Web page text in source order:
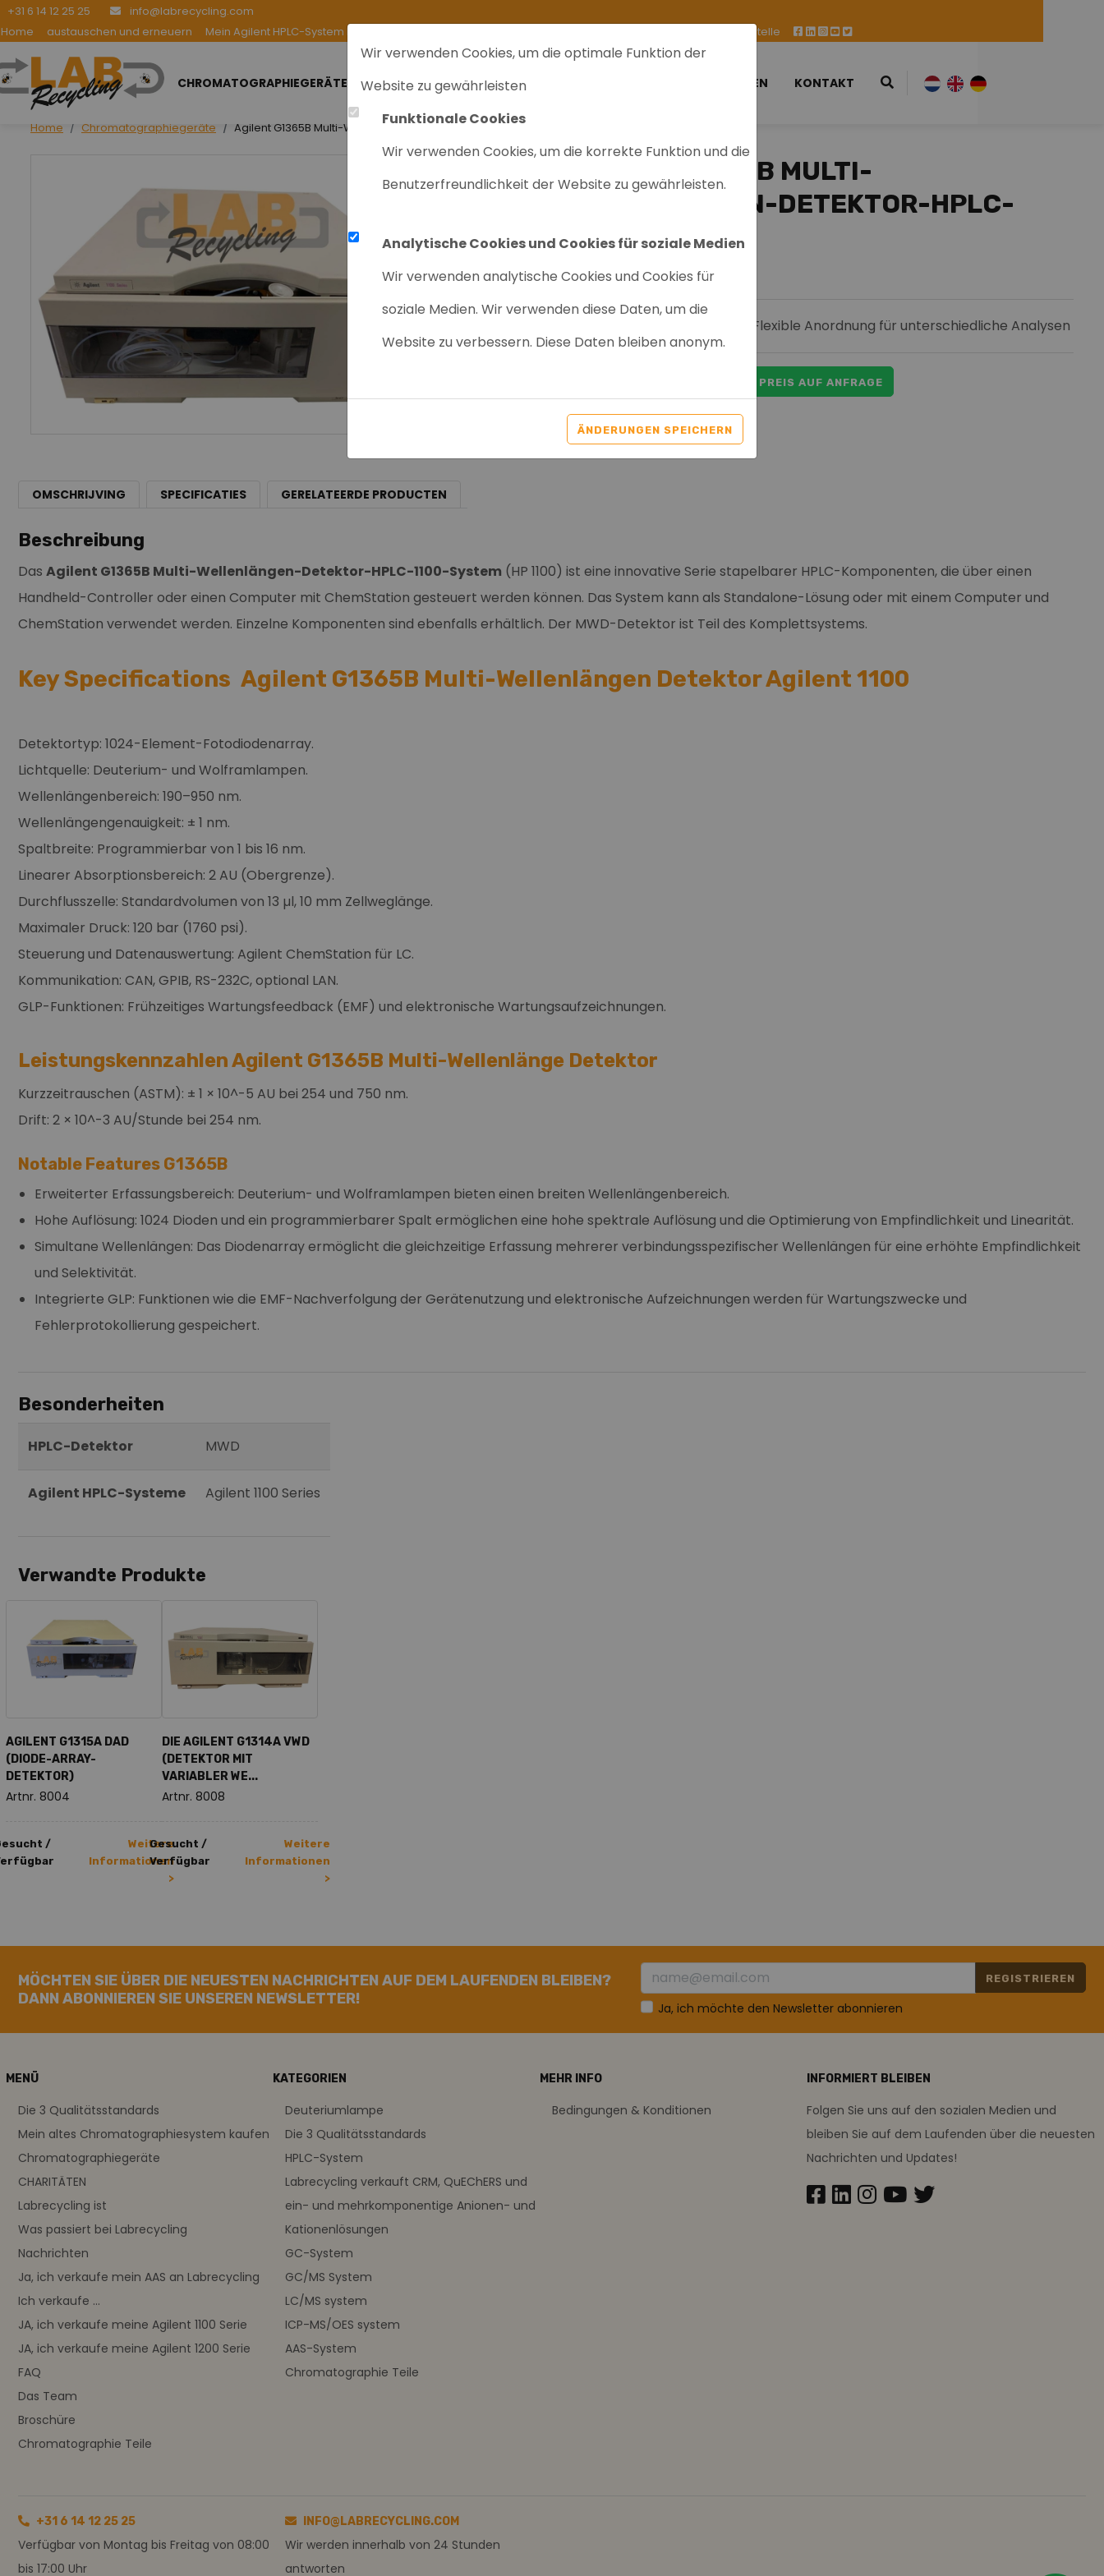
Wir verwenden Cookies, um die optimale Funktion der
Website zu gewährleisten
Funktionale Cookies
Wir verwenden Cookies, um die korrekte Funktion und die
Benutzerfreundlichkeit der Website zu gewährleisten.
Analytische Cookies und Cookies für soziale Medien
Wir verwenden analytische Cookies und Cookies für
soziale Medien. Wir verwenden diese Daten, um die
Website zu verbessern. Diese Daten bleiben anonym.
ÄNDERUNGEN SPEICHERN
+31 6 14 12 25 25
info@labrecycling.com
Home
austauschen und erneuern Mein Agilent HPLC-System bekommt ein zweites Leben Labrecycling Verkaufsstelle
CHROMATOGRAPHIEGERÄTE EINKAUF CHARITÄTEN MESSEN KONTAKT
Home Chromatographiegeräte Agilent G1365B Multi-Wellenlängen-Detektor-HPLC-1100-System
AGILENT G1365B MULTI-
WELLENLÄNGEN-DETEKTOR-HPLC-
1100-SYSTEM
Artikelnr: 8017
PREIS AUF ANFRAGE
Flexible Anordnung für unterschiedliche Analysen
OMSCHRIJVING SPECIFICATIES GERELATEERDE PRODUCTEN
Beschreibung
Das Agilent G1365B Multi-Wellenlängen-Detektor-HPLC-1100-System (HP 1100) ist eine innovative Serie stapelbarer HPLC-Komponenten, die über einen
Handheld-Controller oder einen Computer mit ChemStation gesteuert werden können. Das System kann als Standalone-Lösung oder mit einem Computer und
ChemStation verwendet werden. Einzelne Komponenten sind ebenfalls erhältlich. Der MWD-Detektor ist Teil des Komplettsystems.
Key Specifications Agilent G1365B Multi-Wellenlängen Detektor Agilent 1100
Detektortyp: 1024-Element-Fotodiodenarray.
Lichtquelle: Deuterium- und Wolframlampen.
Wellenlängenbereich: 190–950 nm.
Wellenlängengenauigkeit: ± 1 nm.
Spaltbreite: Programmierbar von 1 bis 16 nm.
Linearer Absorptionsbereich: 2 AU (Obergrenze).
Durchflusszelle: Standardvolumen von 13 µl, 10 mm Zellweglänge.
Maximaler Druck: 120 bar (1760 psi).
Steuerung und Datenauswertung: Agilent ChemStation für LC.
Kommunikation: CAN, GPIB, RS-232C, optional LAN.
GLP-Funktionen: Frühzeitiges Wartungsfeedback (EMF) und elektronische Wartungsaufzeichnungen.
Leistungskennzahlen Agilent G1365B Multi-Wellenlänge Detektor
Kurzzeitrauschen (ASTM): ± 1 × 10^-5 AU bei 254 und 750 nm.
Drift: 2 × 10^-3 AU/Stunde bei 254 nm.
Notable Features G1365B
Erweiterter Erfassungsbereich: Deuterium- und Wolframlampen bieten einen breiten Wellenlängenbereich.
Hohe Auflösung: 1024 Dioden und ein programmierbarer Spalt ermöglichen eine hohe spektrale Auflösung und die Optimierung von Empfindlichkeit und Linearität.
Simultane Wellenlängen: Das Diodenarray ermöglicht die gleichzeitige Erfassung mehrerer verbindungsspezifischer Wellenlängen für eine erhöhte Empfindlichkeit
und Selektivität.
Integrierte GLP: Funktionen wie die EMF-Nachverfolgung der Gerätenutzung und elektronische Aufzeichnungen werden für Wartungszwecke und
Fehlerprotokollierung gespeichert.
Besonderheiten
HPLC-Detektor MWD
Agilent HPLC-Systeme Agilent 1100 Series
Verwandte Produkte
AGILENT G1315A DAD
(DIODE-ARRAY-
DETEKTOR)
Artnr. 8004
/
Weitere
Informationen
>
DIE AGILENT G1314A VWD
(DETEKTOR MIT
VARIABLER WE...
Artnr. 8008
Gesucht /
Verfügbar
Weitere
Informationen
>
MÖCHTEN SIE ÜBER DIE NEUESTEN NACHRICHTEN AUF DEM LAUFENDEN BLEIBEN?
DANN ABONNIEREN SIE UNSEREN NEWSLETTER!
REGISTRIEREN
Ja, ich möchte den Newsletter abonnieren
MENÜ
Die 3 Qualitätsstandards
Mein altes Chromatographiesystem kaufen
Chromatographiegeräte
CHARITÄTEN
Labrecycling ist
Was passiert bei Labrecycling
Nachrichten
Ja, ich verkaufe mein AAS an Labrecycling
Ich verkaufe ...
JA, ich verkaufe meine Agilent 1100 Serie
JA, ich verkaufe meine Agilent 1200 Serie
FAQ
Das Team
Broschüre
Chromatographie Teile
KATEGORIEN
Deuteriumlampe
Die 3 Qualitätsstandards
HPLC-System
Labrecycling verkauft CRM, QuEChERS und
ein- und mehrkomponentige Anionen- und
Kationenlösungen
GC-System
GC/MS System
LC/MS system
ICP-MS/OES system
AAS-System
Chromatographie Teile
MEHR INFO
Bedingungen & Konditionen
INFORMIERT BLEIBEN
Folgen Sie uns auf den sozialen Medien und
bleiben Sie auf dem Laufenden über die neuesten
Nachrichten und Updates!
+31 6 14 12 25 25
Verfügbar von Montag bis Freitag von 08:00
bis 17:00 Uhr
INFO@LABRECYCLING.COM
Wir werden innerhalb von 24 Stunden
antworten